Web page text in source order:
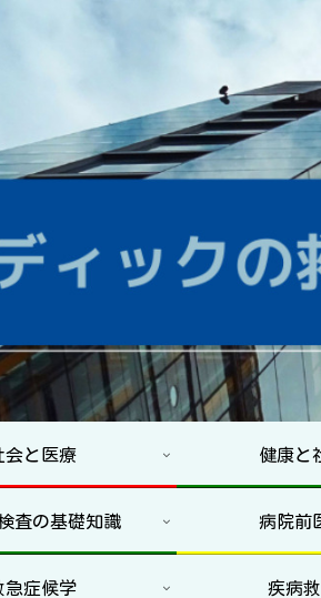
会と医療 健康と
査の基礎知識 病院前
急症候学 疾病